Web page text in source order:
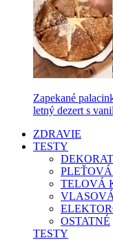
Zapekané
letný dezert s
ZDRAVIE
TESTY
TELOVÁ
OSTATNÉ
TESTY